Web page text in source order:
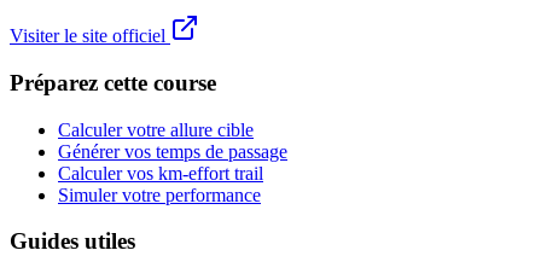
Visiter le site officiel
Préparez cette course
Calculer votre allure cible
Générer vos temps de passage
Calculer vos km-effort trail
Simuler votre performance
Guides utiles